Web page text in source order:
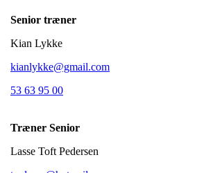
Senior træner
Kian Lykke
kianlykke@gmail.com
53 63 95 00
Træner Senior
Lasse Toft Pedersen